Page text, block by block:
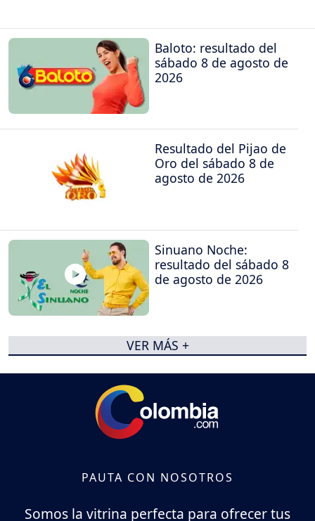
Baloto: resultado del
sábado 8 de agosto de
2026
Resultado del Pijao de
Oro del sábado 8 de
agosto de 2026
Sinuano Noche:
resultado del sábado 8
de agosto de 2026
VER MÁS +
PAUTA CON NOSOTROS
Somos la vitrina perfecta para ofrecer tus